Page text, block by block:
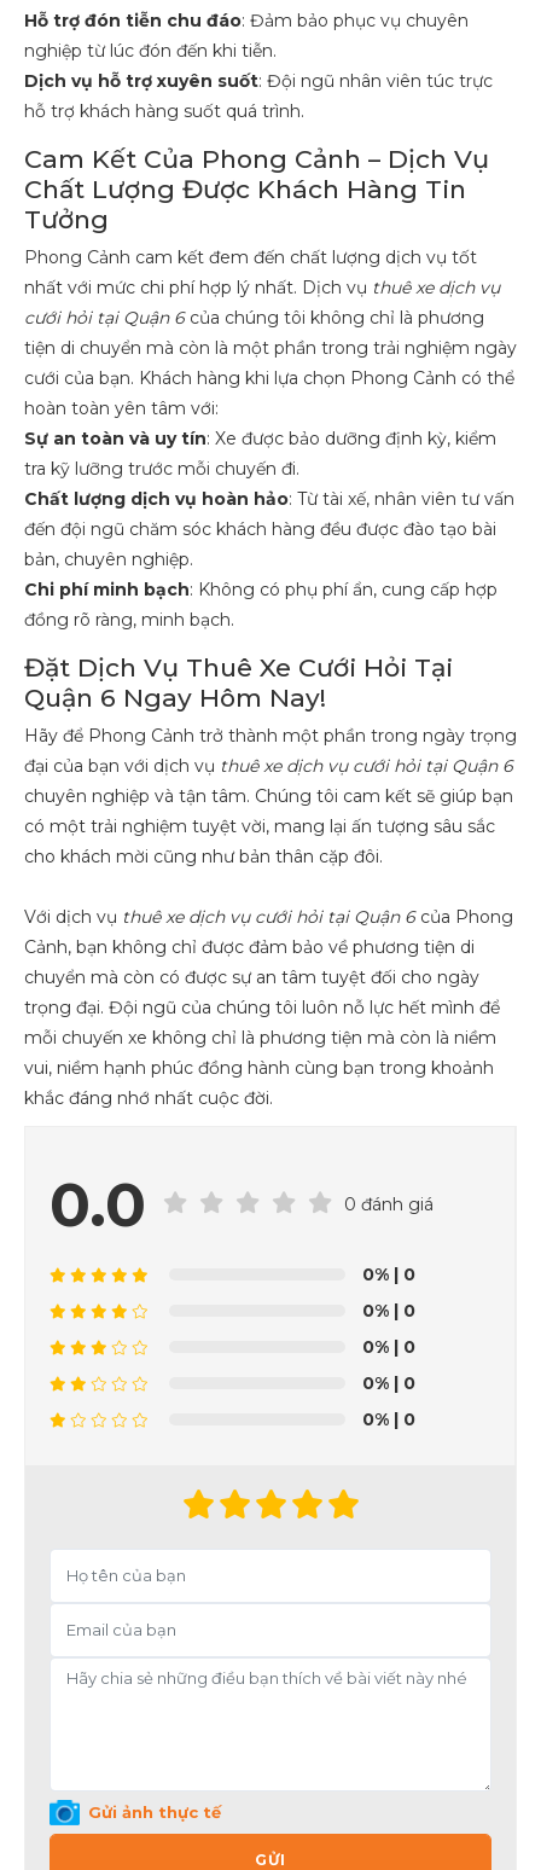
Hỗ trợ đón tiễn chu đáo: Đảm bảo phục vụ chuyên
nghiệp từ lúc đón đến khi tiễn.
Dịch vụ hỗ trợ xuyên suốt: Đội ngũ nhân viên túc trực
hỗ trợ khách hàng suốt quá trình.
Cam Kết Của Phong Cảnh – Dịch Vụ
Chất Lượng Được Khách Hàng Tin
Tưởng
Phong Cảnh cam kết đem đến chất lượng dịch vụ tốt
nhất với mức chi phí hợp lý nhất. Dịch vụ thuê xe dịch vụ
cưới hỏi tại Quận 6của chúng tôi không chỉ là phương
tiện di chuyển mà còn là một phần trong trải nghiệm ngày
cưới của bạn. Khách hàng khi lựa chọn Phong Cảnh có thể
hoàn toàn yên tâm với:
Sự an toàn và uy tín: Xe được bảo dưỡng định kỳ, kiểm
tra kỹ lưỡng trước mỗi chuyến đi.
Chất lượng dịch vụ hoàn hảo: Từ tài xế, nhân viên tư vấn
đến đội ngũ chăm sóc khách hàng đều được đào tạo bài
bản, chuyên nghiệp.
Chi phí minh bạch: Không có phụ phí ẩn, cung cấp hợp
đồng rõ ràng, minh bạch.
Đặt Dịch Vụ Thuê Xe Cưới Hỏi Tại
Quận 6 Ngay Hôm Nay!
Hãy để Phong Cảnh trở thành một phần trong ngày trọng
đại của bạn với dịch vụ thuê xe dịch vụ cưới hỏi tại Quận 6
chuyên nghiệp và tận tâm. Chúng tôi cam kết sẽ giúp bạn
có một trải nghiệm tuyệt vời, mang lại ấn tượng sâu sắc
cho khách mời cũng như bản thân cặp đôi.
Với dịch vụ thuê xe dịch vụ cưới hỏi tại Quận 6của Phong
Cảnh, bạn không chỉ được đảm bảo về phương tiện di
chuyển mà còn có được sự an tâm tuyệt đối cho ngày
trọng đại. Đội ngũ của chúng tôi luôn nỗ lực hết mình để
mỗi chuyến xe không chỉ là phương tiện mà còn là niềm
vui, niềm hạnh phúc đồng hành cùng bạn trong khoảnh
khắc đáng nhớ nhất cuộc đời.
0.0 0 đánh giá
0% | 0
0% | 0
0% | 0
0% | 0
0% | 0
Gửi ảnh thực tế
GỬI